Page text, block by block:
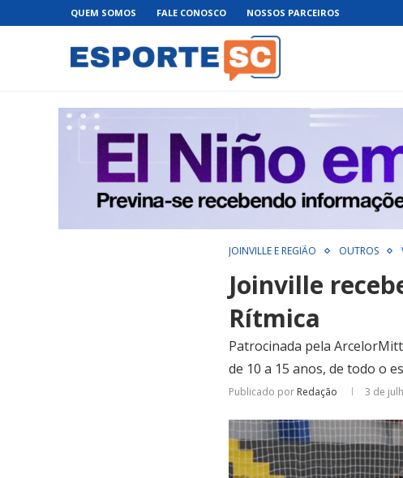
QUEM SOMOS FALE CONOSCO NOSSOS PARCEIROS
JOINVILLE E REGIÃO OUTROS
Joinville
Rítmica
Patrocinada pela
de 10 a 15 anos, de todo o
Publicado por Redação 3 de